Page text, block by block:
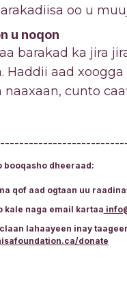
oo u
u noqon
barakad ka jira
Haddii aad
naaxaan, cunto
booqasho dheeraad:
qof aad ogtaan uu
kale naga email kartaa
lahaayeen inay
donate